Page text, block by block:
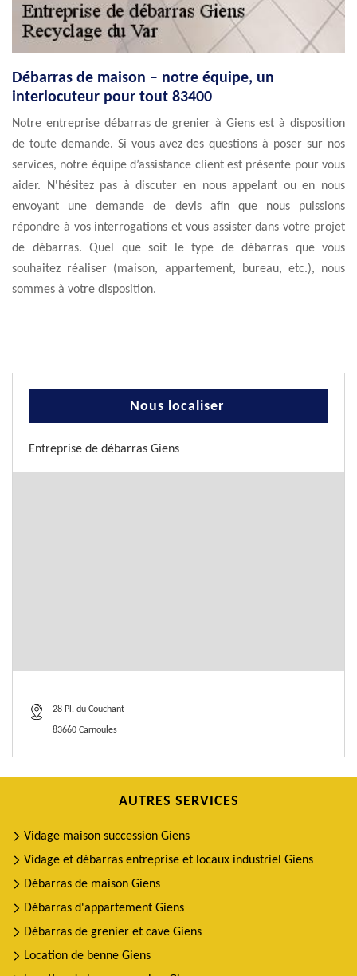
Débarras de maison – notre équipe, un
interlocuteur pour tout 83400
Notre entreprise débarras de grenier à Giens est à disposition
de toute demande. Si vous avez des questions à poser sur nos
services, notre équipe d’assistance client est présente pour vous
aider. N'hésitez pas à discuter en nous appelant ou en nous
envoyant une demande de devis afin que nous puissions
répondre à vos interrogations et vous assister dans votre projet
de débarras. Quel que soit le type de débarras que vous
souhaitez réaliser (maison, appartement, bureau, etc.), nous
sommes à votre disposition.
Nous localiser
Entreprise de débarras Giens
28 Pl. du Couchant
83660 Carnoules
AUTRES SERVICES
Vidage maison succession Giens
Vidage et débarras entreprise et locaux industriel Giens
Débarras de maison Giens
Débarras d'appartement Giens
Débarras de grenier et cave Giens
Location de benne Giens